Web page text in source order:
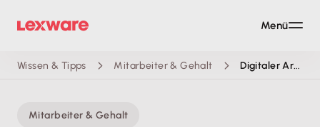
Wissen & Tipps Mitarbeiter & Gehalt Digitaler Arbeitsvertrag und weitere Formerleichterungen: Diese Neuerungen gelten 2025
Mitarbeiter & Gehalt
Menü